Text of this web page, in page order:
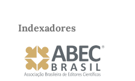
Indexadores